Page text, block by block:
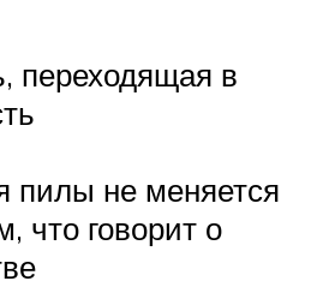
переходящая в
пилы не меняется
что говорит о